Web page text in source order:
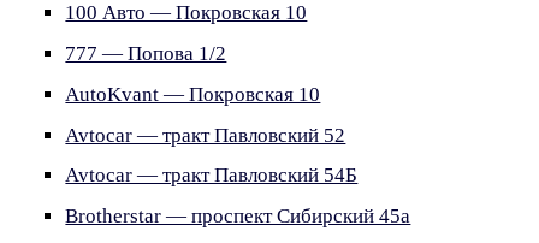
100 Авто — Покровская 10
777 — Попова 1/2
AutoKvant — Покровская 10
Avtocar — тракт Павловский 52
Avtocar — тракт Павловский 54Б
Brotherstar — проспект Сибирский 45а